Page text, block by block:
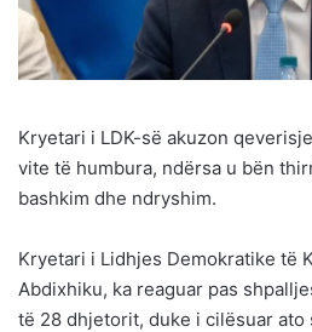
Kryetari i LDK-së akuzon
vite të humbura, ndërsa u bën
bashkim dhe ndryshim.
Kryetari i Lidhjes Demokratike të
Abdixhiku, ka reaguar pas
të 28 dhjetorit, duke i cilësuar ato